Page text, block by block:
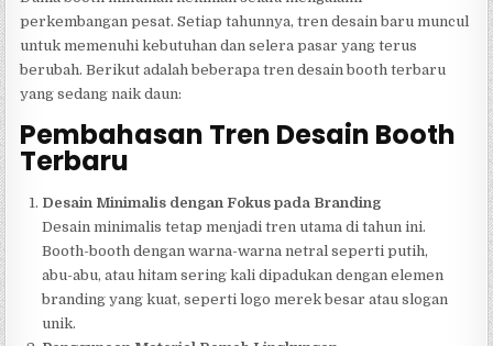
perkembangan pesat. Setiap tahunnya, tren desain baru muncul
untuk memenuhi kebutuhan dan selera pasar yang terus
berubah. Berikut adalah beberapa tren desain booth terbaru
yang sedang naik daun:
Pembahasan Tren Desain Booth
Terbaru
Desain Minimalis dengan Fokus pada Branding
Desain minimalis tetap menjadi tren utama di tahun ini.
Booth-booth dengan warna-warna netral seperti putih,
abu-abu, atau hitam sering kali dipadukan dengan elemen
branding yang kuat, seperti logo merek besar atau slogan
unik.